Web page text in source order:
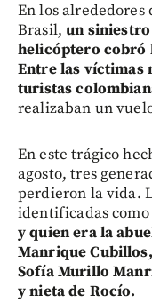
En los alrededores
Brasil,un
helicóptero cobró
Entre las víctimas
turistas
realizaban un
En este trágico
agosto, tres
perdieron la vida.
identificadas como
y quien era la
Manrique
Sofía Murillo
y nieta de Rocío.